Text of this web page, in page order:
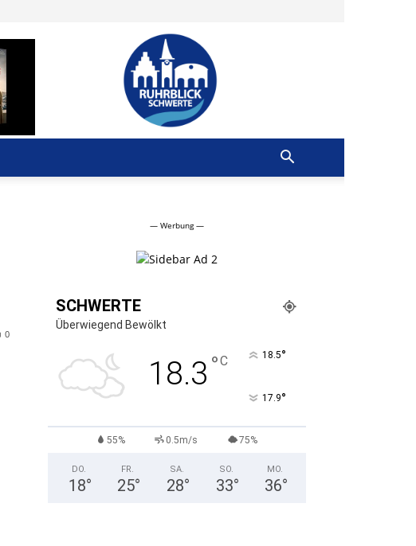
Ruhrblick
Schwerte
0
— Werbung —
SCHWERTE
Überwiegend Bewölkt
18.3 °C 18.5°
17.9°
55% 0.5m/s 75%
DO.
18°
FR.
25°
SA.
28°
SO.
33°
MO.
36°